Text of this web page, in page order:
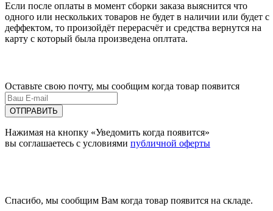
Если после оплаты в момент сборки заказа выяснится что
одного или нескольких товаров не будет в наличии или будет с
деффектом, то произойдёт перерасчёт и средства вернутся на
карту с который была произведена оплтата.
Оставьте свою почту, мы сообщим когда товар появится
ОТПРАВИТЬ
Нажимая на кнопку «Уведомить когда появится»
вы соглашаетесь с условиями публичной оферты
Спасибо, мы сообщим Вам когда товар появится на складе.